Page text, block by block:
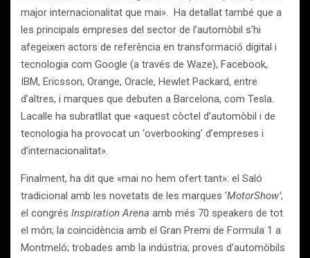
major internacionalitat que mai». Ha detallat també que a
les principals empreses del sector de l’automòbil s’hi
afegeixen actors de referència en transformació digital i
tecnologia com Google (a través de Waze), Facebook,
IBM, Ericsson, Orange, Oracle, Hewlet Packard, entre
d’altres, i marques que debuten a Barcelona, com Tesla.
Lacalle ha subratllat que «aquest còctel d’automòbil i de
tecnologia ha provocat un ‘overbooking’ d’empreses i
d’internacionalitat».
Finalment, ha dit que «mai no hem ofert tant»: el Saló
tradicional amb les novetats de les marques ‘MotorShow’;
el congrés Inspiration Arena amb més 70 speakers de tot
el món; la coincidència amb el Gran Premi de Formula 1 a
Montmeló; trobades amb la indústria; proves d’automòbils